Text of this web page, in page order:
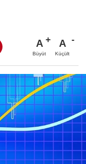
A
Büyüt
A
Küçült